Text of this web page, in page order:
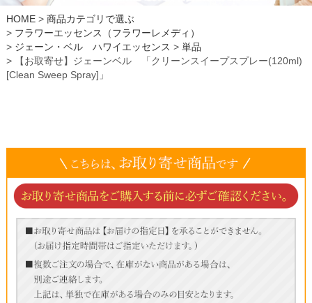
HOME
商品カテゴリで選ぶ
フラワーエッセンス（フラワーレメディ）
ジェーン・ベル ハワイエッセンス
単品
【お取寄せ】ジェーンベル 「クリーンスイープスプレー(120ml)
[Clean Sweep Spray]」